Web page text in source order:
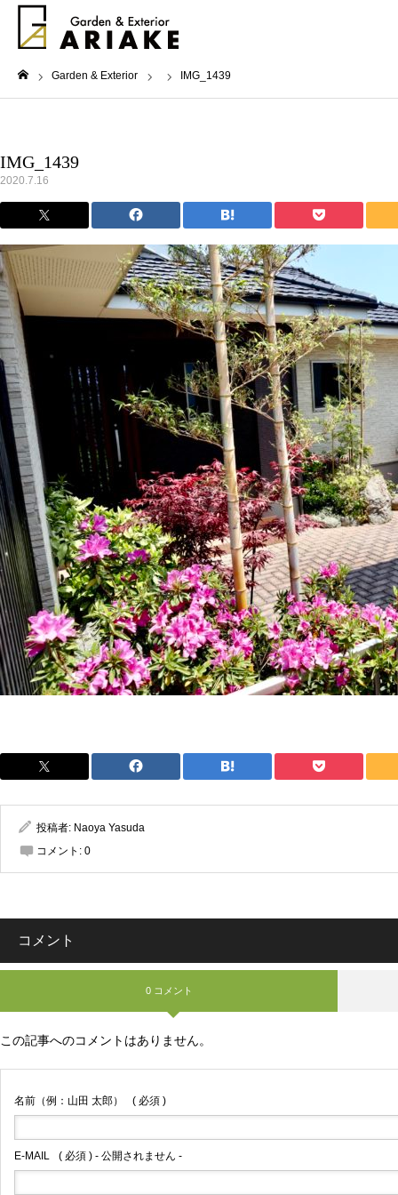
Garden & Exterior IMG_1439
IMG_1439
2020.7.16
投稿者: Naoya Yasuda
コメント: 0
コメント
0 コメント
この記事へのコメントはありません。
名前（例：山田 太郎） ( 必須 )
E-MAIL ( 必須 ) - 公開されません -